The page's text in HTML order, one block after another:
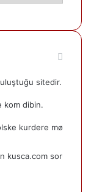
sitedir.
kom dibin.
kurdere mødes.
kusca.com sorumlu